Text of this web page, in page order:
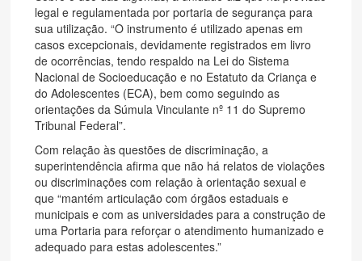
legal e regulamentada por portaria de segurança para
sua utilização. “O instrumento é utilizado apenas em
casos excepcionais, devidamente registrados em livro
de ocorrências, tendo respaldo na Lei do Sistema
Nacional de Socioeducação e no Estatuto da Criança e
do Adolescentes (ECA), bem como seguindo as
orientações da Súmula Vinculante nº 11 do Supremo
Tribunal Federal”.
Com relação às questões de discriminação, a
superintendência afirma que não há relatos de violações
ou discriminações com relação à orientação sexual e
que “mantém articulação com órgãos estaduais e
municipais e com as universidades para a construção de
uma Portaria para reforçar o atendimento humanizado e
adequado para estas adolescentes.”